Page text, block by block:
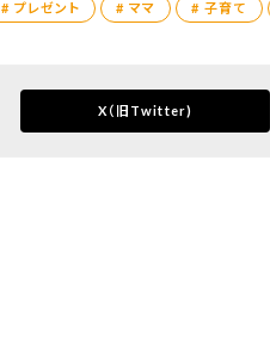
# プレゼント # ママ # 子育て
X （旧Twitter)